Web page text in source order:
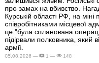
про замах на вбивство.
Курській області РФ, на міні
співробітниками місцевої
це "була спланована
підірвали полковника, який
армії.
05.08.2026 — 1 — 148